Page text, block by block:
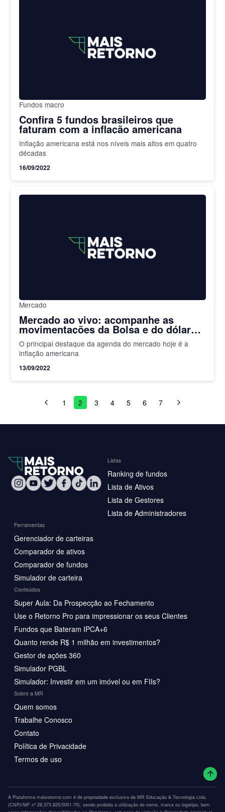
Fundos macro
Confira 5 fundos brasileiros que
faturam com a inflação americana
Inflação americana está nos níveis mais altos em quatro
décadas
16/09/2022
Mercado
Mercado ao vivo: acompanhe as
movimentações da Bolsa e do dólar
nesta terça-feira, 13 de setembro
O principal destaque da agenda do mercado hoje é a
inflação americana
13/09/2022
1 2 3 4 5 6 7
Listas
Ranking de fundos
Lista de Ativos
Lista de Gestores
Lista de Administradores
Ferramentas
Gerenciador de carteiras
Comparador de ativos
Comparador de fundos
Simulador de carteira
Conteúdos
Super Aula: Da Prospecção ao Fechamento
Use o Retorno Pro para impressionar os seus Clientes
Fundos que Bateram IPCA+6
Quanto rende R$ 1 milhão em investimentos?
Gestor de ações 360
Simulador PGBL
Simulador: Investir em um imóvel ou em FIIs?
Sobre a MR
Quem somos
Trabalhe Conosco
Contato
Política de Privacidade
Termos de uso
A Plataforma maisretorno.com é de propriedade exclusiva da MR Educação & Tecnologia Ltda.
(CNPJ/MF nº 28.373.825/0001-70), sendo proibida a utilização do nome, marca ou logotipo, bem